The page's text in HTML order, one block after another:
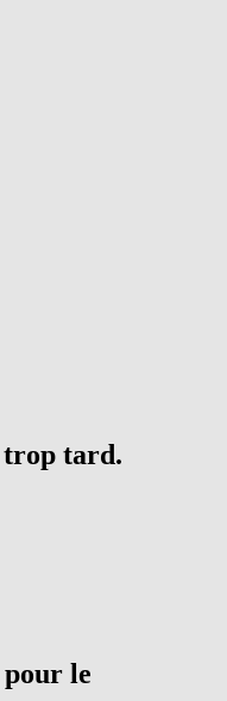
trop tard.
le